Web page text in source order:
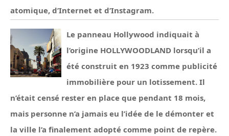
atomique, d’Internet et d’Instagram.
Le panneau Hollywood indiquait à
l’origine HOLLYWOODLAND lorsqu’il a
été construit en 1923 comme publicité
immobilière pour un lotissement. Il
n’était censé rester en place que pendant 18 mois,
mais personne n’a jamais eu l’idée de le démonter et
la ville l’a finalement adopté comme point de repère.